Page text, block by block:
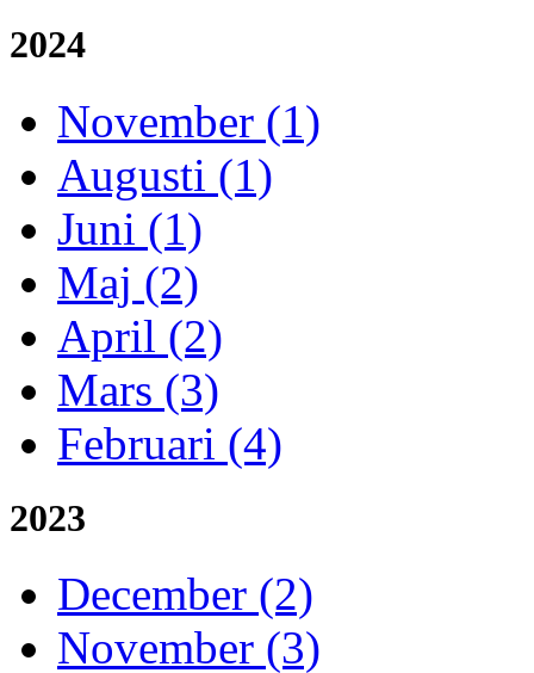
2024
November (1)
Augusti (1)
Juni (1)
Maj (2)
April (2)
Mars (3)
Februari (4)
2023
December (2)
November (3)